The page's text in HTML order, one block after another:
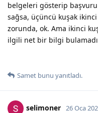
belgeleri gösterip
sağsa, üçüncü kuşak ikinci
zorunda, ok. Ama ikinci
ilgili net bir bilgi
Samet bunu yanıtladı.
selimoner 26 Oca